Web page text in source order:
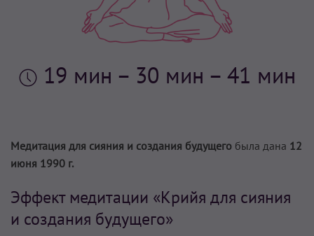
19 мин – 30 мин – 41 мин
Медитация для сияния и создания будущего была дана 12
июня 1990 г.
Эффект медитации «Крийя для сияния
и создания будущего»